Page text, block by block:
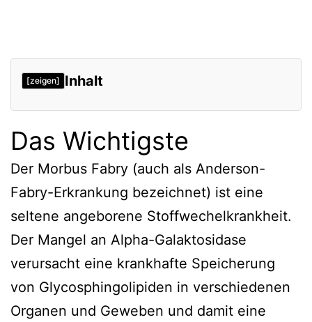
[zeigen] Inhalt
Das Wichtigste
Der Morbus Fabry (auch als Anderson-
Fabry-Erkrankung bezeichnet) ist eine
seltene angeborene Stoffwechelkrankheit.
Der Mangel an Alpha-Galaktosidase
verursacht eine krankhafte Speicherung
von Glycosphingolipiden in verschiedenen
Organen und Geweben und damit eine